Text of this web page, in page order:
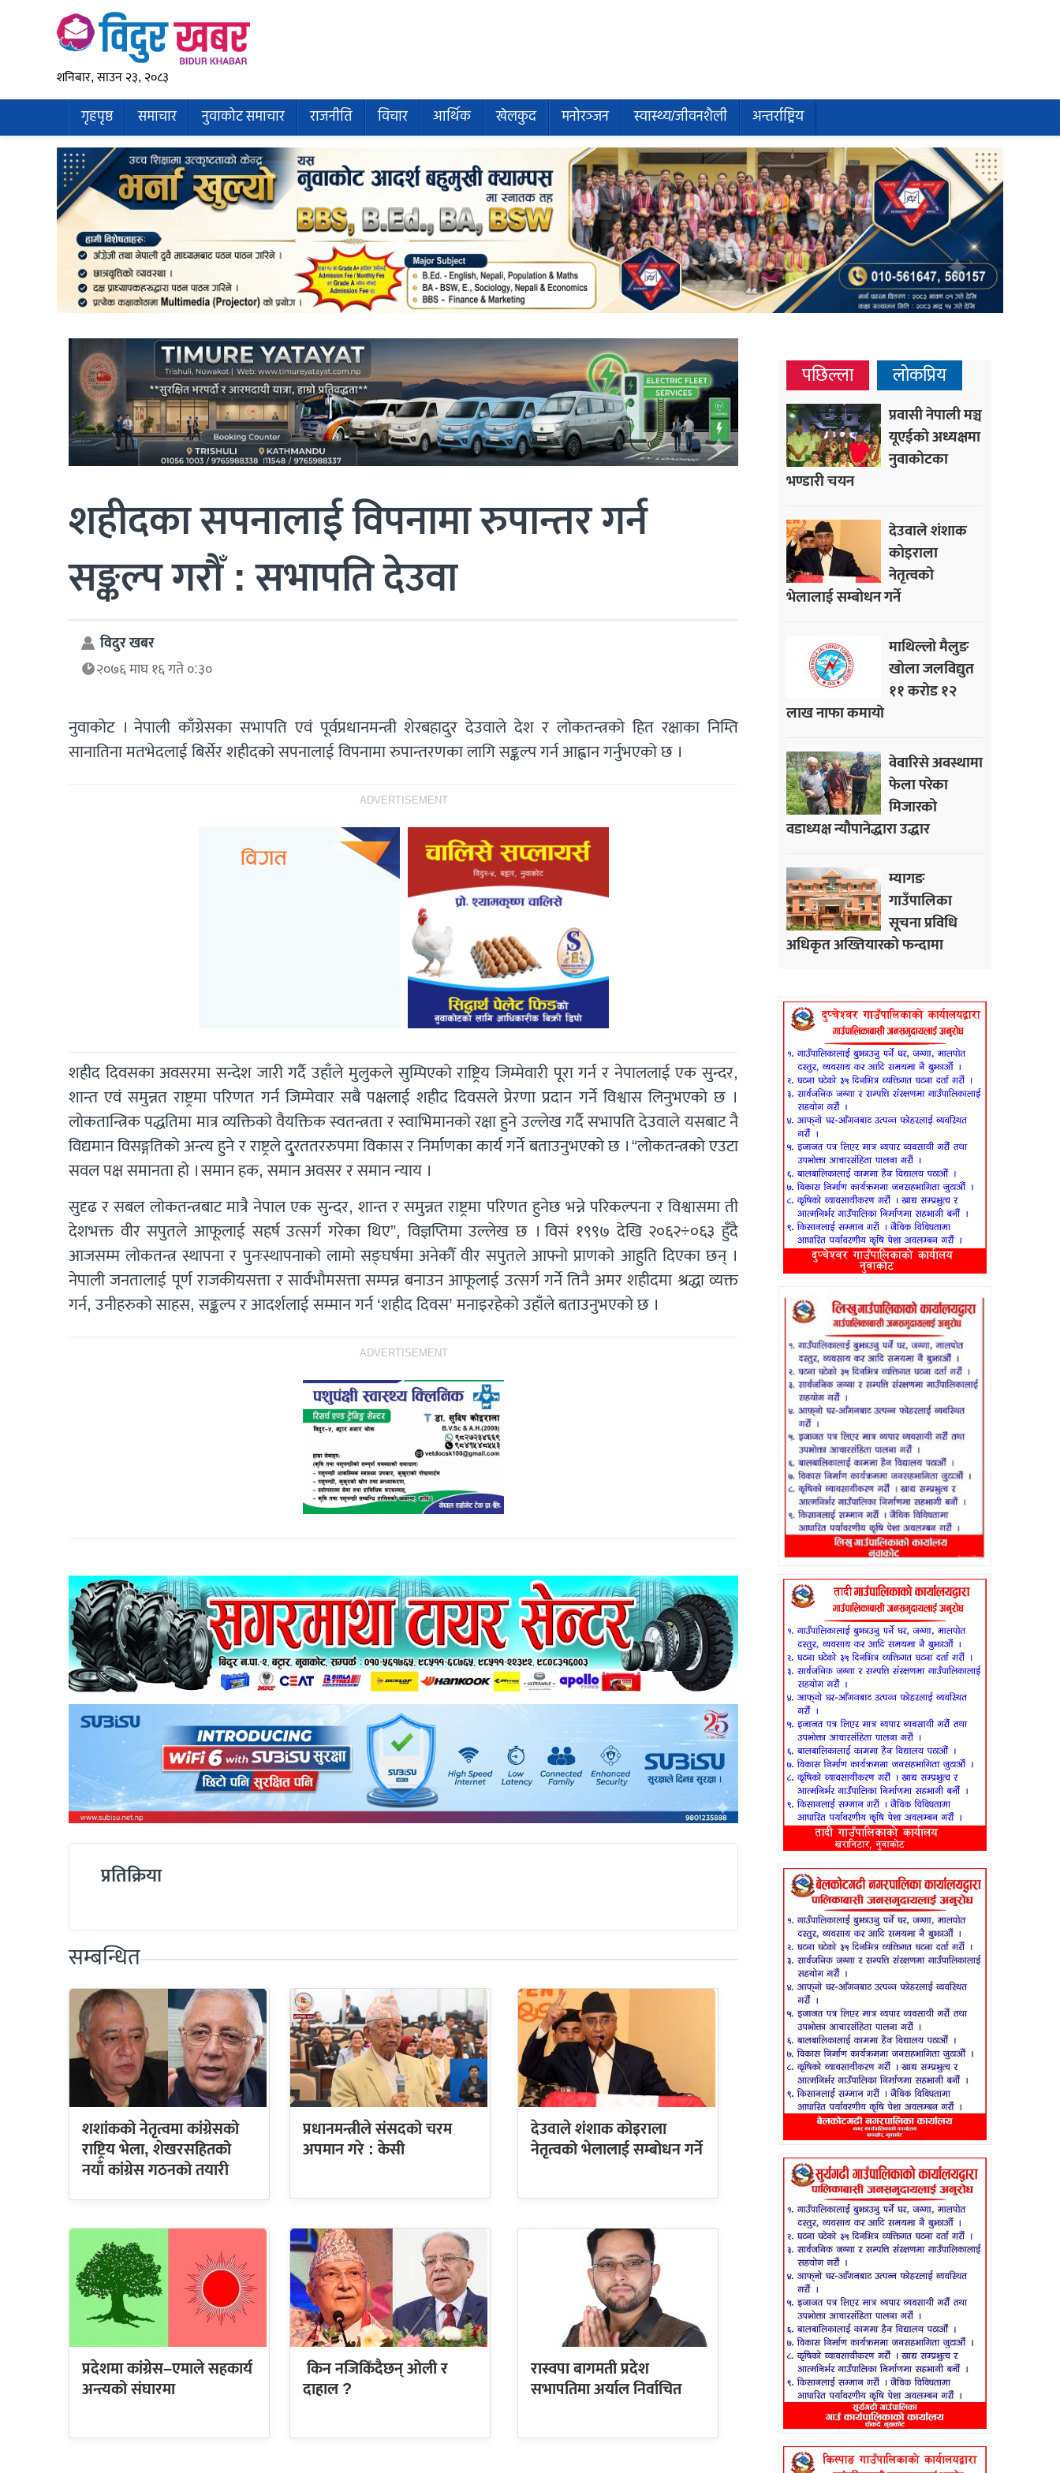
शनिबार, साउन २३, २०८३
गृहपृष्ठ समाचार नुवाकोट समाचार राजनीति विचार आर्थिक खेलकुद मनोरञ्जन स्वास्थ्य/जीवनशैली अन्तर्राष्ट्रिय
शहीदका सपनालाई विपनामा रुपान्तर गर्न
सङ्कल्प गरौँ : सभापति देउवा
विदुर खबर
२०७६ माघ १६ गते ०:३०
नुवाकोट । नेपाली काँग्रेसका सभापति एवं पूर्वप्रधानमन्त्री शेरबहादुर देउवाले देश र लोकतन्त्रको हित रक्षाका निम्ति
सानातिना मतभेदलाई बिर्सेर शहीदको सपनालाई विपनामा रुपान्तरणका लागि सङ्कल्प गर्न आह्वान गर्नुभएको छ ।
ADVERTISEMENT
शहीद दिवसका अवसरमा सन्देश जारी गर्दै उहाँले मुलुकले सुम्पिएको राष्ट्रिय जिम्मेवारी पूरा गर्न र नेपाललाई एक सुन्दर,
शान्त एवं समुन्नत राष्ट्रमा परिणत गर्न जिम्मेवार सबै पक्षलाई शहीद दिवसले प्रेरणा प्रदान गर्ने विश्वास लिनुभएको छ ।
लोकतान्त्रिक पद्धतिमा मात्र व्यक्तिको वैयक्तिक स्वतन्त्रता र स्वाभिमानको रक्षा हुने उल्लेख गर्दै सभापति देउवाले यसबाट नै
विद्यमान विसङ्गतिको अन्त्य हुने र राष्ट्रले दु्रततररुपमा विकास र निर्माणका कार्य गर्ने बताउनुभएको छ । “लोकतन्त्रको एउटा
सवल पक्ष समानता हो । समान हक, समान अवसर र समान न्याय ।
सुदृढ र सबल लोकतन्त्रबाट मात्रै नेपाल एक सुन्दर, शान्त र समुन्नत राष्ट्रमा परिणत हुनेछ भन्ने परिकल्पना र विश्वासमा ती
देशभक्त वीर सपुतले आफूलाई सहर्ष उत्सर्ग गरेका थिए”, विज्ञप्तिमा उल्लेख छ । विसं १९९७ देखि २०६२÷०६३ हुँदै
आजसम्म लोकतन्त्र स्थापना र पुनःस्थापनाको लामो सङ्घर्षमा अनेकौँ वीर सपुतले आफ्नो प्राणको आहुति दिएका छन् ।
नेपाली जनतालाई पूर्ण राजकीयसत्ता र सार्वभौमसत्ता सम्पन्न बनाउन आफूलाई उत्सर्ग गर्ने तिनै अमर शहीदमा श्रद्धा व्यक्त
गर्न, उनीहरुको साहस, सङ्कल्प र आदर्शलाई सम्मान गर्न ‘शहीद दिवस’ मनाइरहेको उहाँले बताउनुभएको छ ।
ADVERTISEMENT
प्रतिक्रिया
सम्बन्धित
देउवाले शंशाक कोइराला
नेतृत्वको भेलालाई सम्बोधन गर्ने
शशांकको नेतृत्वमा कांग्रेसको
राष्ट्रिय भेला, शेखरसहितको
नयाँ कांग्रेस गठनको तयारी
प्रधानमन्त्रीले संसदको चरम
अपमान गरे : केसी
प्रदेशमा कांग्रेस–एमाले सहकार्य
अन्त्यको संघारमा
किन नजिकिँदैछन् ओली र
दाहाल ?
रास्वपा बागमती प्रदेश
सभापतिमा अर्याल निर्वाचित
पछिल्ला लोकप्रिय
प्रवासी नेपाली मञ्च
यूएईको अध्यक्षमा
नुवाकोटका
भण्डारी चयन
देउवाले शंशाक
कोइराला
नेतृत्वको
भेलालाई सम्बोधन गर्ने
माथिल्लो मैलुङ
खोला जलविद्युत
११ करोड १२
लाख नाफा कमायाे
वेवारिसे अवस्थामा
फेला परेका
मिजारको
वडाध्यक्ष न्यौपानेद्धारा उद्धार
म्यागङ
गाउँपालिका
सूचना प्रविधि
अधिकृत अख्तियारको फन्दामा